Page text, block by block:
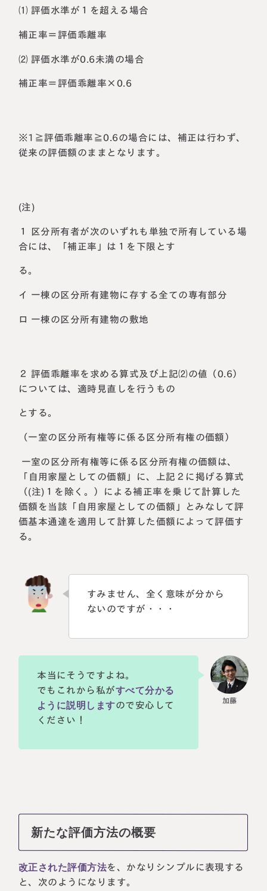
⑴ 評価水準が１を超える場合
補正率＝評価乖離率
⑵ 評価水準が0.6未満の場合
補正率＝評価乖離率×0.6
※1≧評価乖離率≧0.6の場合には、補正は行わず、
従来の評価額のままとなります。
(注)
１ 区分所有者が次のいずれも単独で所有している場
合には、「補正率」は１を下限とす
る。
イ 一棟の区分所有建物に存する全ての専有部分
ロ 一棟の区分所有建物の敷地
２ 評価乖離率を求める算式及び上記⑵の値（0.6）
については、適時見直しを行うもの
とする。
（一室の区分所有権等に係る区分所有権の価額）
一室の区分所有権等に係る区分所有権の価額は、
「自用家屋としての価額」に、上記２に掲げる算式
（(注)１を除く。）による補正率を乗じて計算した
価額を当該「自用家屋としての価額」とみなして評
価基本通達を適用して計算した価額によって評価す
る。
すみません、全く意味が分から
ないのですが・・・
本当にそうですよね。
でもこれから私がすべて分かる
ように説明しますので安心して
ください！
新たな評価方法の概要
改正された評価方法を、かなりシンプルに表現する
と、次のようになります。